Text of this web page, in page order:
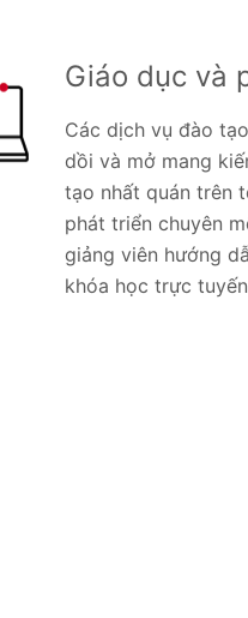
Giáo dục và
Các dịch vụ đào
dồi và mở mang
tạo nhất quán trên
phát triển chuyên
giảng viên hướng
khóa học trực